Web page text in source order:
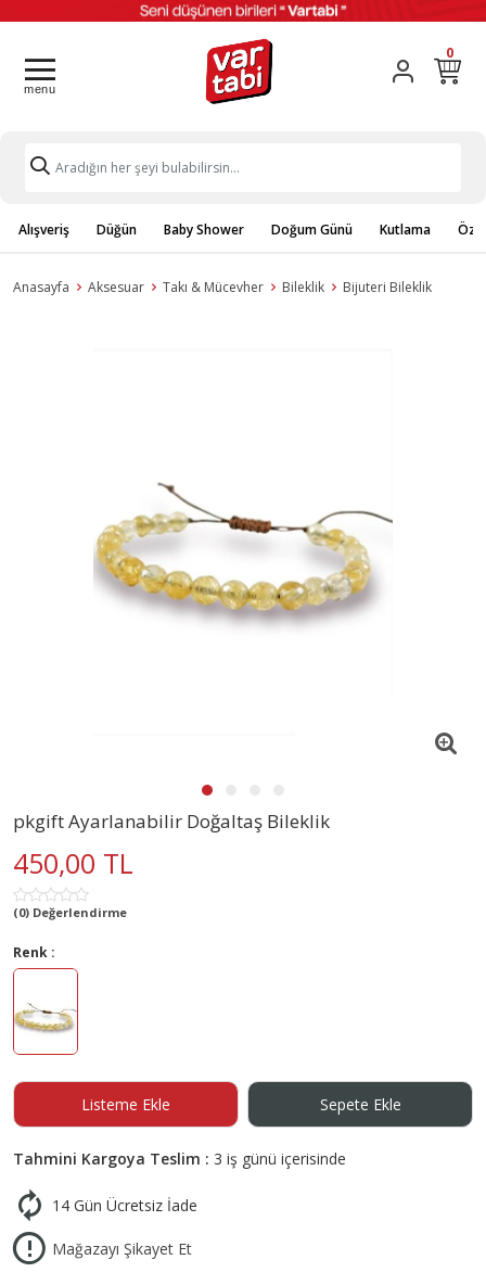
0
Alışveriş Düğün Baby Shower Doğum Günü Kutlama
Anasayfa Aksesuar Takı & Mücevher Bileklik Bijuteri Bileklik
pkgift Ayarlanabilir Doğaltaş Bileklik
450,00 TL
(0) Değerlendirme
Renk :
Listeme Ekle Sepete Ekle
Tahmini Kargoya Teslim : 3 iş günü içerisinde
14 Gün Ücretsiz İade
Mağazayı Şikayet Et